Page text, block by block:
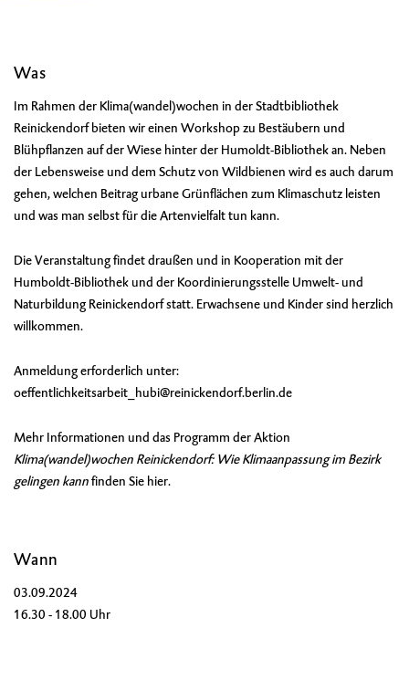
Was
Im Rahmen der Klima(wandel)wochen in der Stadtbibliothek
Reinickendorf bieten wir einen Workshop zu Bestäubern und
Blühpflanzen auf der Wiese hinter der Humoldt-Bibliothek an. Neben
der Lebensweise und dem Schutz von Wildbienen wird es auch darum
gehen, welchen Beitrag urbane Grünflächen zum Klimaschutz leisten
und was man selbst für die Artenvielfalt tun kann.
Die Veranstaltung findet draußen und in Kooperation mit der
Humboldt-Bibliothek und der Koordinierungsstelle Umwelt- und
Naturbildung Reinickendorf statt. Erwachsene und Kinder sind herzlich
willkommen.
Anmeldung erforderlich unter:
oeffentlichkeitsarbeit_hubi@reinickendorf.berlin.de
Mehr Informationen und das Programm der Aktion
Klima(wandel)wochen Reinickendorf: Wie Klimaanpassung im Bezirk
gelingen kannfinden Sie hier.
Wann
03.09.2024
16.30 - 18.00 Uhr